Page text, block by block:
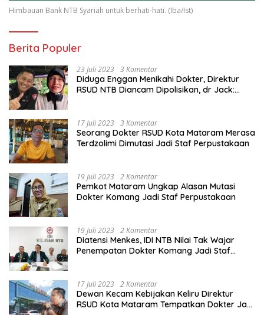
Himbauan Bank NTB Syariah untuk berhati-hati. (Iba/Ist)
Berita Populer
23 Juli 2023 3 Komentar
Diduga Enggan Menikahi Dokter, Direktur
RSUD NTB Diancam Dipolisikan, dr Jack:
17 Juli 2023 3 Komentar
Seorang Dokter RSUD Kota Mataram Merasa
Terdzolimi Dimutasi Jadi Staf Perpustakaan
19 Juli 2023 2 Komentar
Pemkot Mataram Ungkap Alasan Mutasi
Dokter Komang Jadi Staf Perpustakaan
19 Juli 2023 2 Komentar
Diatensi Menkes, IDI NTB Nilai Tak Wajar
Penempatan Dokter Komang Jadi Staf
17 Juli 2023 2 Komentar
Dewan Kecam Kebijakan Keliru Direktur
RSUD Kota Mataram Tempatkan Dokter Jadi